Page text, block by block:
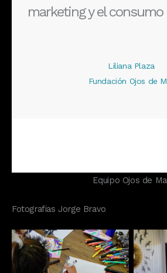
marketing y el consumo
Liliana Plaza
Fundación Ojos de
Equipo Ojos de
Fotografias Jorge Bravo